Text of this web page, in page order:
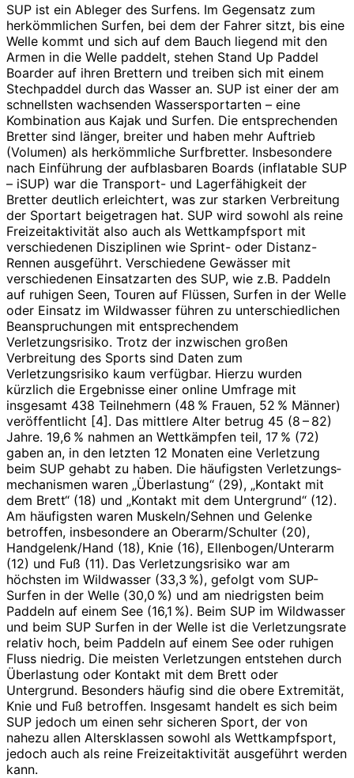
SUP ist ein Ableger des Surfens. Im Gegensatz zum
herkömmlichen Surfen, bei dem der Fahrer sitzt, bis eine
Welle kommt und sich auf dem Bauch liegend mit den
Armen in die Welle paddelt, stehen Stand Up Paddel
Boarder auf ihren Brettern und treiben sich mit einem
Stechpaddel durch das Wasser an. SUP ist einer der am
schnellsten wachsenden Wassersportarten – eine
Kombination aus Kajak und Surfen. Die entsprechenden
Bretter sind länger, breiter und haben mehr Auftrieb
(Volumen) als herkömmliche Surfbretter. Insbesondere
nach Einführung der aufblasbaren Boards (inflatable SUP
– iSUP) war die Transport- und Lagerfähigkeit der
Bretter deutlich erleichtert, was zur starken Verbreitung
der Sportart beigetragen hat. SUP wird sowohl als reine
Freizeitaktivität also auch als Wettkampfsport mit
verschiedenen Disziplinen wie Sprint- oder Distanz-
Rennen ausgeführt. Verschiedene Gewässer mit
verschiedenen Einsatzarten des SUP, wie z.B. Paddeln
auf ruhigen Seen, Touren auf Flüssen, Surfen in der Welle
oder Einsatz im Wildwasser führen zu unterschiedlichen
Beanspruchungen mit entsprechendem
Verletzungsrisiko. Trotz der inzwischen großen
Verbreitung des Sports sind Daten zum
Verletzungsrisiko kaum verfügbar. Hierzu wurden
kürzlich die Ergebnisse einer online Umfrage mit
insgesamt 438 Teilnehmern (48 % Frauen, 52 % Männer)
veröffentlicht [4]. Das mittlere Alter betrug 45 (8 – 82)
Jahre. 19,6 % nahmen an Wettkämpfen teil, 17 % (72)
gaben an, in den letzten 12 Monaten eine Verletzung
beim SUP gehabt zu haben. Die häufigsten Verletzungs­
mechanismen waren „Überlastung“ (29), „Kontakt mit
dem Brett“ (18) und „Kontakt mit dem Untergrund“ (12).
Am häufigsten waren Muskeln/Sehnen und Gelenke
betroffen, insbesondere an Oberarm/Schulter (20),
Handgelenk/Hand (18), Knie (16), Ellenbogen/­Unterarm
(12) und Fuß (11). Das Verletzungsrisiko war am
höchsten im Wildwasser (33,3 %), gefolgt vom SUP-
Surfen in der Welle (30,0 %) und am niedrigsten beim
Paddeln auf einem See (16,1 %). Beim SUP im Wildwasser
und beim SUP Surfen in der Welle ist die Verletzungsrate
relativ hoch, beim Paddeln auf einem See oder ruhigen
Fluss niedrig. Die meisten Verletzungen entstehen durch
Überlastung oder Kontakt mit dem Brett oder
Untergrund. Besonders häufig sind die obere Extremität,
Knie und Fuß betroffen. Insgesamt handelt es sich beim
SUP jedoch um einen sehr sicheren Sport, der von
nahezu allen Altersklassen sowohl als Wettkampfsport,
jedoch auch als reine Freizeit­aktivität ausgeführt werden
kann.